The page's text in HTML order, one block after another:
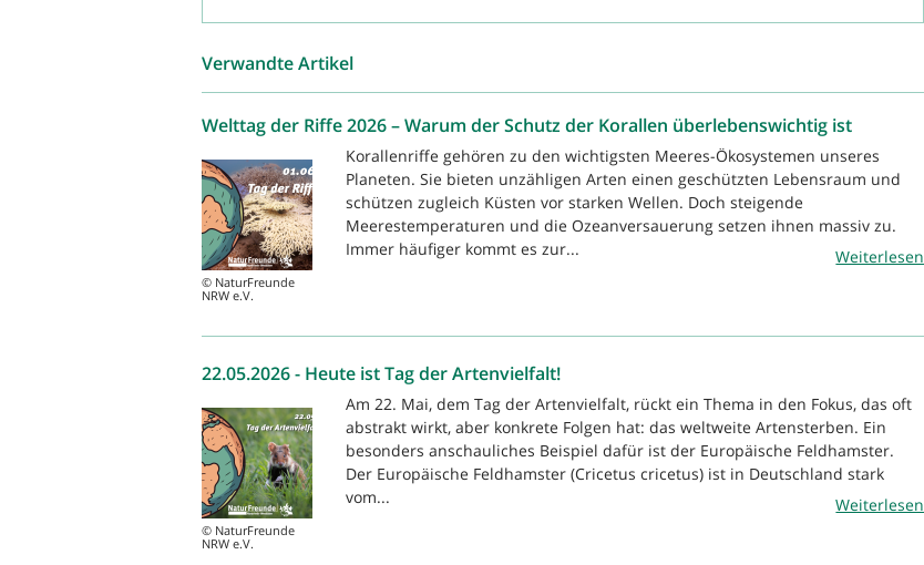
Verwandte Artikel
Welttag der Riffe 2026 – Warum der Schutz der Korallen überlebenswichtig ist
© NaturFreunde
NRW e.V.
Korallenriffe gehören zu den wichtigsten Meeres-Ökosystemen unseres
Planeten. Sie bieten unzähligen Arten einen geschützten Lebensraum und
schützen zugleich Küsten vor starken Wellen. Doch steigende
Meerestemperaturen und die Ozeanversauerung setzen ihnen massiv zu.
Immer häufiger kommt es zur...
Weiterlesen
22.05.2026 - Heute ist Tag der Artenvielfalt!
© NaturFreunde
NRW e.V.
Am 22. Mai, dem Tag der Artenvielfalt, rückt ein Thema in den Fokus, das oft
abstrakt wirkt, aber konkrete Folgen hat: das weltweite Artensterben. Ein
besonders anschauliches Beispiel dafür ist der Europäische Feldhamster.
Der Europäische Feldhamster (Cricetus cricetus) ist in Deutschland stark
vom...
Weiterlesen